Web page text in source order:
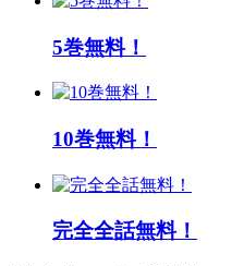
5巻無料！
10巻無料！
完全全話無料！